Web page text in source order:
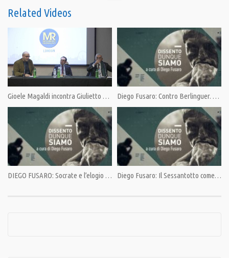
Condividi
Category:Dissento dunque siamo di Diego Fusaro,Opinioni,PrimoPiano
Tags: 1984,Complottismo,Diego Fusaro, George Orwell ,Neoliberismo,Pensiero Critico
Related Videos
Gioele Magaldi incontra Giulietto Chiesa alla London Metropolitan University Diego Fusaro: Contro Berlinguer. Elogio di Togliatti
DIEGO FUSARO: Socrate e l’elogio della patria Diego Fusaro: Il Sessantotto come liberazione non dal, bensì del capitale